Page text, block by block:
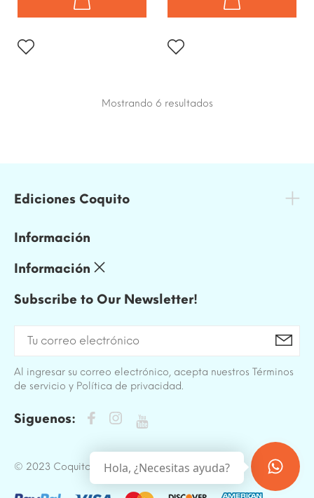
Mostrando 6 resultados
Ediciones Coquito
Información
Información
Subscribe to Our Newsletter!
Al ingresar su correo electrónico, acepta nuestros Términos
de servicio y Política de privacidad.
Siguenos:
© 2023 Coquito. All Rights Reserved.
Hola, ¿Necesitas ayuda?